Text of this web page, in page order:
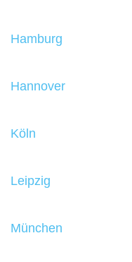
Hamburg
Hannover
Köln
Leipzig
München